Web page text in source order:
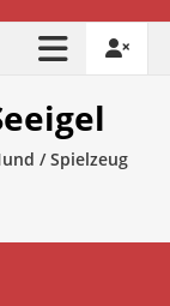
/ Spielzeug